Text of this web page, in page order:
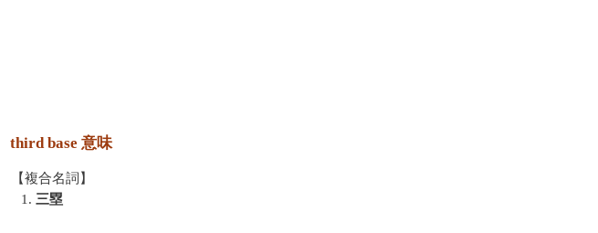
third base 意味
【複合名詞】
1. 三塁